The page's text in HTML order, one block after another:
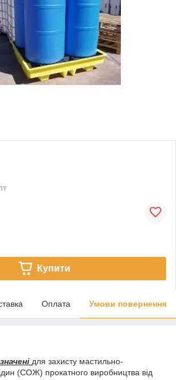
Купити
Оплата Умови повернення
для захисту мастильно-
(СОЖ) прокатного виробництва від